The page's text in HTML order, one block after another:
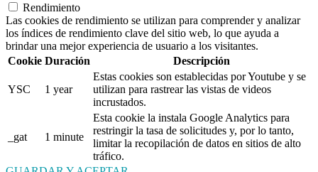
Rendimiento
Las cookies de rendimiento se utilizan para comprender y analizar
los índices de rendimiento clave del sitio web, lo que ayuda a
brindar una mejor experiencia de usuario a los visitantes.
Cookie Duración Descripción
YSC 1 year
Estas cookies son establecidas por Youtube y se
utilizan para rastrear las vistas de videos
incrustados.
_gat 1 minute
Esta cookie la instala Google Analytics para
restringir la tasa de solicitudes y, por lo tanto,
limitar la recopilación de datos en sitios de alto
tráfico.